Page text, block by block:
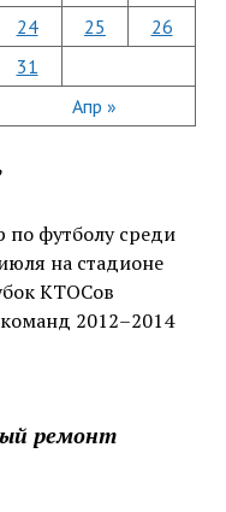
Апр »
24 25
26
31
футболу среди
на стадионе
КТОСов
2012–2014
ремонт